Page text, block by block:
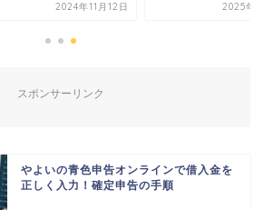
2025年7月1日 2025
スポンサーリンク
やよいの青色申告オンラインで借入金を
正しく入力！確定申告の手順